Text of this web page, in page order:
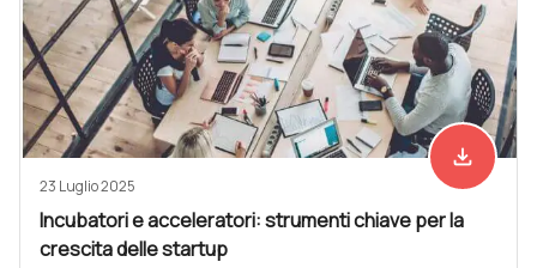
Scarica
file_download
23 Luglio 2025
Incubatori e acceleratori: strumenti chiave per la
crescita delle startup